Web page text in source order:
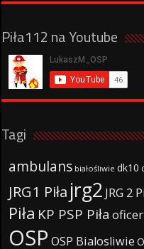
Piła112 na Youtube
Tagi
ambulans białośliwie dk10
JRG1 Piła jrg2 JRG 2
Piła KP PSP Piła oficer
OSP OSP Bialosliwie